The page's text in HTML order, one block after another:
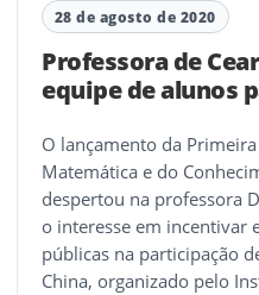
28 de agosto de 2020
Professora de
equipe de alunos
O lançamento da
Matemática e do
despertou na professora
o interesse em incentivar
públicas na participação
China, organizado pelo